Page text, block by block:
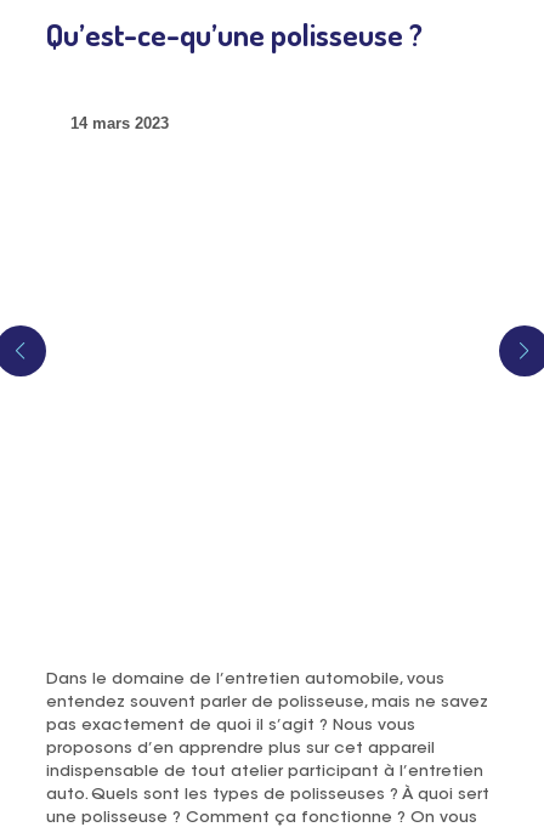
Qu’est-ce-qu’une polisseuse ?
14 mars 2023
Dans le domaine de l’entretien automobile, vous
entendez souvent parler de polisseuse, mais ne savez
pas exactement de quoi il s’agit ? Nous vous
proposons d’en apprendre plus sur cet appareil
indispensable de tout atelier participant à l’entretien
auto. Quels sont les types de polisseuses ? À quoi sert
une polisseuse ? Comment ça fonctionne ? On vous